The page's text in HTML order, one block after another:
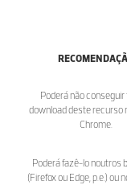
Poderá não conseguir
download deste recurso
Chrome.
Poderá fazê-lo noutros
(Firefox ou Edge, p.e.) ou